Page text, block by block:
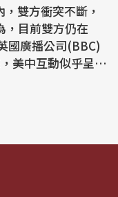
雙方衝突不斷，
，目前雙方仍在
美中互動似乎呈現